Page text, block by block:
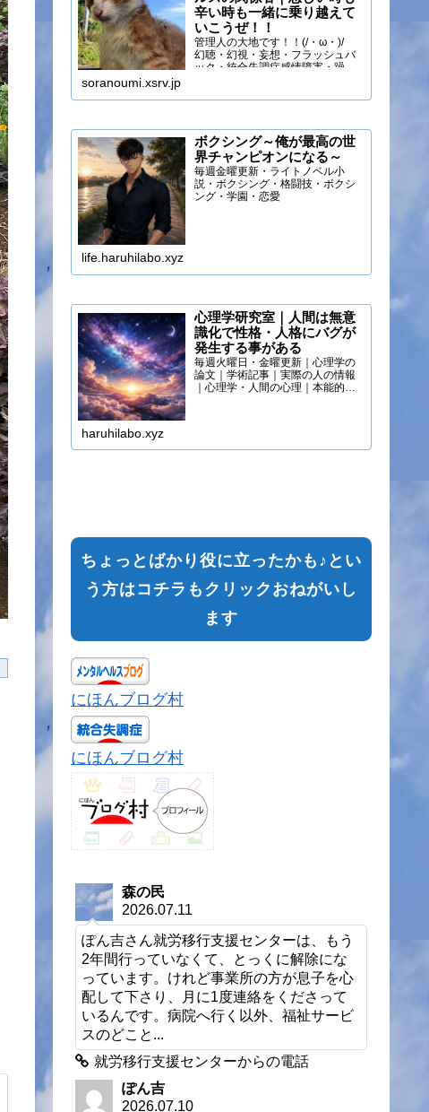
辛い時も一緒に乗り越えて
いこうぜ！！
管理人の大地です！！(/・ω・)/
幻聴・幻視・妄想・フラッシュバ
ック・統合失調症感情障害・躁う
soranoumi.xsrv.jp
ボクシング～俺が最高の世
界チャンピオンになる～
毎週金曜更新・ライトノベル小
説・ボクシング・格闘技・ボクシ
ング・学園・恋愛
life.haruhilabo.xyz
心理学研究室｜人間は無意
識化で性格・人格にバグが
発生する事がある
毎週火曜日・金曜更新｜心理学の
論文｜学術記事｜実際の人の情報
｜心理学・人間の心理｜本能的心
haruhilabo.xyz
ちょっとばかり役に立ったかも♪とい
う方はコチラもクリックおねがいし
ます
にほんブログ村
にほんブログ村
森の民
2026.07.11
ぽん吉さん就労移行支援センターは、もう
2年間行っていなくて、とっくに解除にな
っています。けれど事業所の方が息子を心
配して下さり、月に1度連絡をくださって
いるんです。病院へ行く以外、福祉サービ
スのどこと...
就労移行支援センターからの電話
ぽん吉
2026.07.10